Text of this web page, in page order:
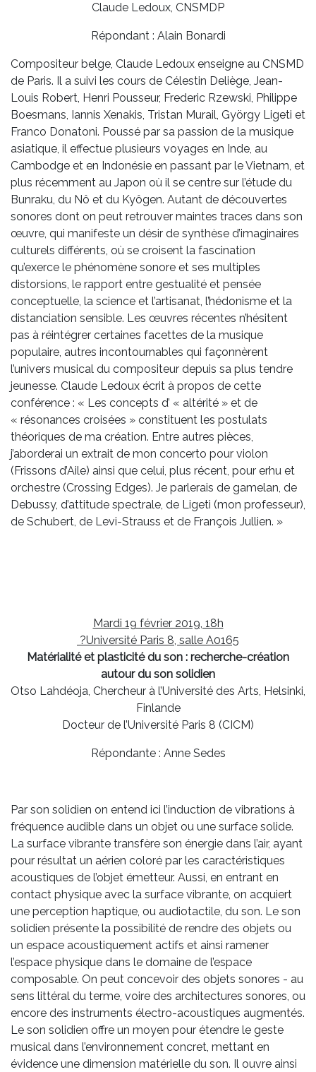
Claude Ledoux, CNSMDP
Répondant : Alain Bonardi
Compositeur belge, Claude Ledoux enseigne au CNSMD
de Paris. Il a suivi les cours de Célestin Deliège, Jean-
Louis Robert, Henri Pousseur, Frederic Rzewski, Philippe
Boesmans, Iannis Xenakis, Tristan Murail, György Ligeti et
Franco Donatoni. Poussé par sa passion de la musique
asiatique, il effectue plusieurs voyages en Inde, au
Cambodge et en Indonésie en passant par le Vietnam, et
plus récemment au Japon où il se centre sur l’étude du
Bunraku, du Nô et du Kyôgen. Autant de découvertes
sonores dont on peut retrouver maintes traces dans son
œuvre, qui manifeste un désir de synthèse d’imaginaires
culturels différents, où se croisent la fascination
qu’exerce le phénomène sonore et ses multiples
distorsions, le rapport entre gestualité et pensée
conceptuelle, la science et l’artisanat, l’hédonisme et la
distanciation sensible. Les œuvres récentes n’hésitent
pas à réintégrer certaines facettes de la musique
populaire, autres incontournables qui façonnèrent
l’univers musical du compositeur depuis sa plus tendre
jeunesse. Claude Ledoux écrit à propos de cette
conférence : « Les concepts d’ « altérité » et de
« résonances croisées » constituent les postulats
théoriques de ma création. Entre autres pièces,
j’aborderai un extrait de mon concerto pour violon
(Frissons d’Aile) ainsi que celui, plus récent, pour erhu et
orchestre (Crossing Edges). Je parlerais de gamelan, de
Debussy, d’attitude spectrale, de Ligeti (mon professeur),
de Schubert, de Levi-Strauss et de François Jullien. »
Mardi 19 février 2019, 18h
?Université Paris 8, salle A0165
Matérialité et plasticité du son : recherche-création
autour du son solidien
Otso Lahdéoja, Chercheur à l’Université des Arts, Helsinki,
Finlande
Docteur de l’Université Paris 8 (CICM)
Répondante : Anne Sedes
Par son solidien on entend ici l’induction de vibrations à
fréquence audible dans un objet ou une surface solide.
La surface vibrante transfère son énergie dans l’air, ayant
pour résultat un aérien coloré par les caractéristiques
acoustiques de l’objet émetteur. Aussi, en entrant en
contact physique avec la surface vibrante, on acquiert
une perception haptique, ou audiotactile, du son. Le son
solidien présente la possibilité de rendre des objets ou
un espace acoustiquement actifs et ainsi ramener
l’espace physique dans le domaine de l’espace
composable. On peut concevoir des objets sonores - au
sens littéral du terme, voire des architectures sonores, ou
encore des instruments électro-acoustiques augmentés.
Le son solidien offre un moyen pour étendre le geste
musical dans l’environnement concret, mettant en
évidence une dimension matérielle du son. Il ouvre ainsi